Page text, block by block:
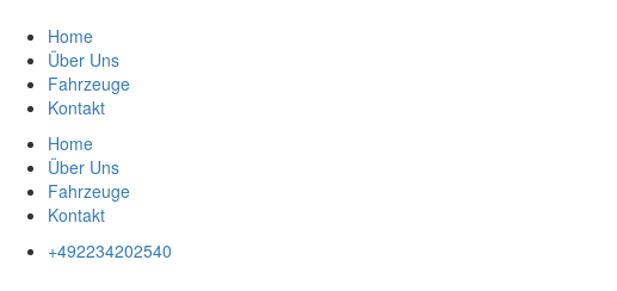
Inhalt
springen
Home
Über Uns
Fahrzeuge
Kontakt
Home
Über Uns
Fahrzeuge
Kontakt
+492234202540